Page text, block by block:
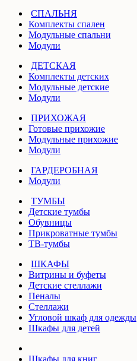
СПАЛЬНЯ
Комплекты спален
Модульные спальни
Модули
ДЕТСКАЯ
Комплекты детских
Модульные детские
Модули
ПРИХОЖАЯ
Готовые прихожие
Модульные прихожие
Модули
ГАРДЕРОБНАЯ
Модули
ТУМБЫ
Детские тумбы
Обувницы
Прикроватные тумбы
ТВ-тумбы
ШКАФЫ
Витрины и буфеты
Детские стеллажи
Пеналы
Стеллажи
Угловой шкаф для одежды
Шкафы для детей
Шкафы для книг